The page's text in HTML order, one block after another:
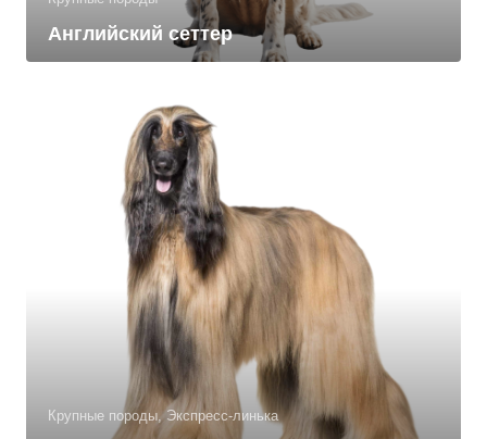
Английский сеттер
Крупные породы, Экспресс-линька